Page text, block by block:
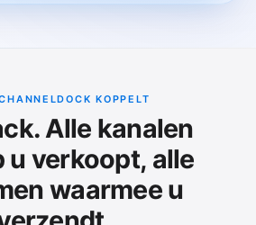
KOPPELT
Alle kanalen
u verkoopt, alle
waarmee u